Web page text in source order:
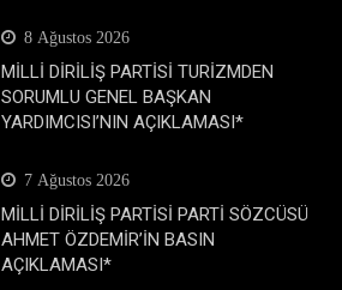
8 Ağustos 2026
MİLLİ DİRİLİŞ PARTİSİ TURİZMDEN
SORUMLU GENEL BAŞKAN
YARDIMCISI’NIN AÇIKLAMASI*
7 Ağustos 2026
MİLLİ DİRİLİŞ PARTİSİ PARTİ SÖZCÜSÜ
AHMET ÖZDEMİR’İN BASIN
AÇIKLAMASI*